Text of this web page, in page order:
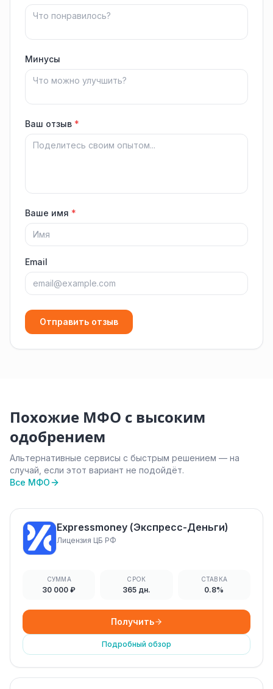
Минусы
Ваш отзыв *
Ваше имя *
Email
Отправить отзыв
Похожие МФО с высоким
одобрением
Альтернативные сервисы с быстрым решением — на
случай, если этот вариант не подойдёт.
Все МФО
Expressmoney (Экспресс-Деньги)
Лицензия ЦБ РФ
СУММА
30 000 ₽
СРОК
365 дн.
СТАВКА
0.8%
Получить
Подробный обзор